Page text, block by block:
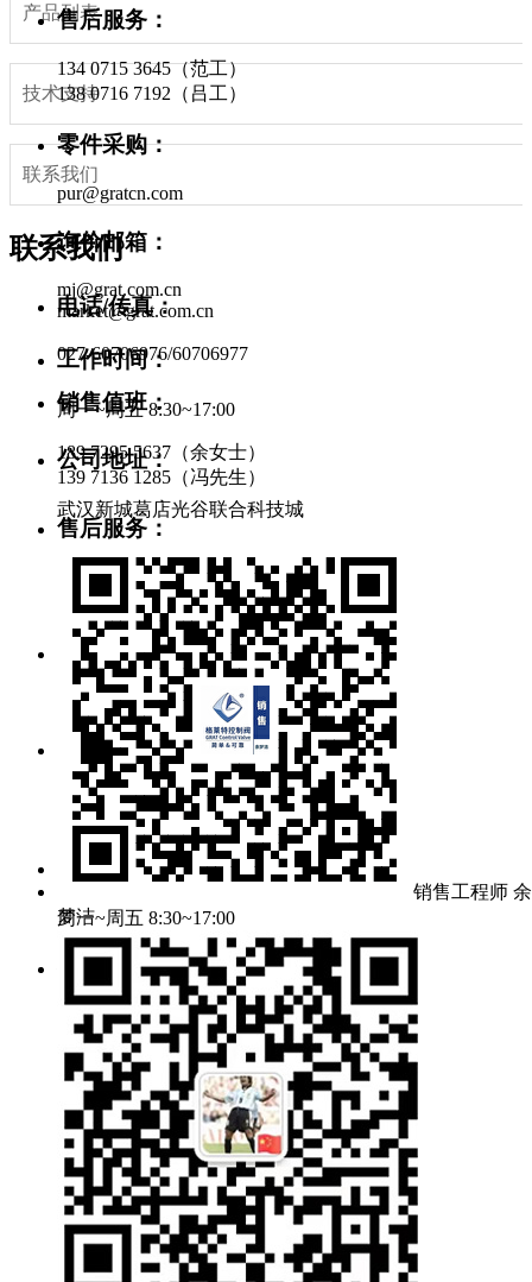
售后服务：
134 0715 3645（范工）
138 0716 7192（吕工）
零件采购：
pur@gratcn.com
询价邮箱：
mj@grat.com.cn
market@grat.com.cn
工作时间：
周一~周五 8:30~17:00
公司地址：
武汉新城葛店光谷联合科技城
销售工程师 余
梦洁
产品列表
技术支持
联系我们
联系我们
电话/传真：
027-60706976/60706977
销售值班：
189 7295 5637（余女士）
139 7136 1285（冯先生）
售后服务：
134 0715 3645（范工）
138 0716 7192（吕工）
零件采购：
pur@gratcn.com
询价邮箱：
mj@grat.com.cn
market@grat.com.cn
工作时间：
周一~周五 8:30~17:00
公司地址：
武汉新城葛店光谷联合科技城